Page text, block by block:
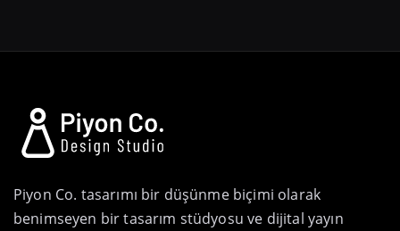
Piyon Co. tasarımı bir düşünme biçimi olarak
benimseyen bir tasarım stüdyosu ve dijital yayın